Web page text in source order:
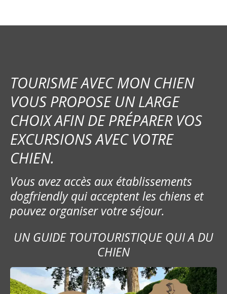
g
a
t
i
o
n
d
e
s
m
e
TOURISME AVEC MON CHIEN
VOUS PROPOSE UN LARGE
CHOIX AFIN DE PRÉPARER VOS
EXCURSIONS AVEC VOTRE
CHIEN.
Vous avez accès aux établissements
dogfriendly qui acceptent les chiens et
pouvez organiser votre séjour.
UN GUIDE TOUTOURISTIQUE QUI A DU
CHIEN